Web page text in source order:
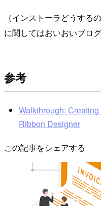
（インストーラどうする
に関してはおいおいブロ
参考
Walkthrough:
Ribbon Designer
この記事をシェアする